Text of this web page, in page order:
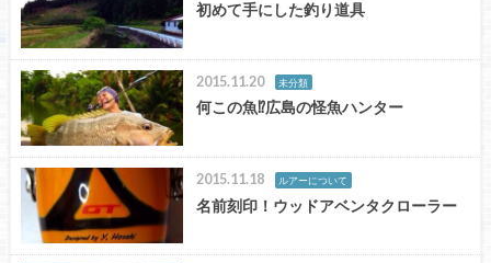
初めて手にした釣り道具
2015.11.20 未分類
何この魚⁉︎広島の怪魚ハンター
2015.11.18 ルアーについて
名前刻印！ウッドアベンタクローラー